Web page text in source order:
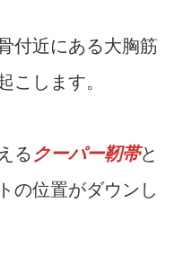
付近にある大胸筋
こします。
る クーパー靭帯と
の位置がダウンし